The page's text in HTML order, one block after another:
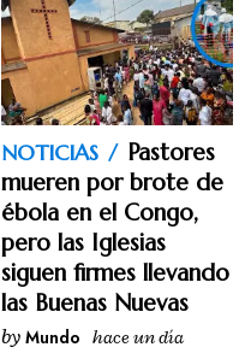
NOTICIAS
Pastores
mueren por brote de
ébola en el Congo,
pero las Iglesias
siguen firmes llevando
las Buenas Nuevas
by Mundo hace un día